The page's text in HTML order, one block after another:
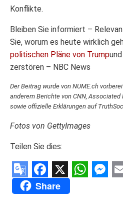
Konflikte.
Bleiben Sie informiert –
Sie, worum es heute wirklich
politischen Pläne von Trump
zerstören – NBC News
Der Beitrag wurde von NUME.ch
anderem Berichte von CNN, Associated
sowie offizielle Erklärungen auf
Fotos von GettyImages
Teilen Sie dies:
GoogleFacebook
X
Share